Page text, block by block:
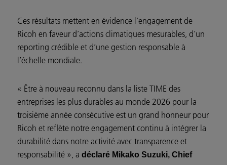
Ces résultats mettent en évidence l’engagement de
Ricoh en faveur d’actions climatiques mesurables, d’un
reporting crédible et d’une gestion responsable à
l’échelle mondiale.
« Être à nouveau reconnu dans la liste TIME des
entreprises les plus durables au monde 2026 pour la
troisième année consécutive est un grand honneur pour
Ricoh et reflète notre engagement continu à intégrer la
durabilité dans notre activité avec transparence et
responsabilité », a déclaré Mikako Suzuki, Chief